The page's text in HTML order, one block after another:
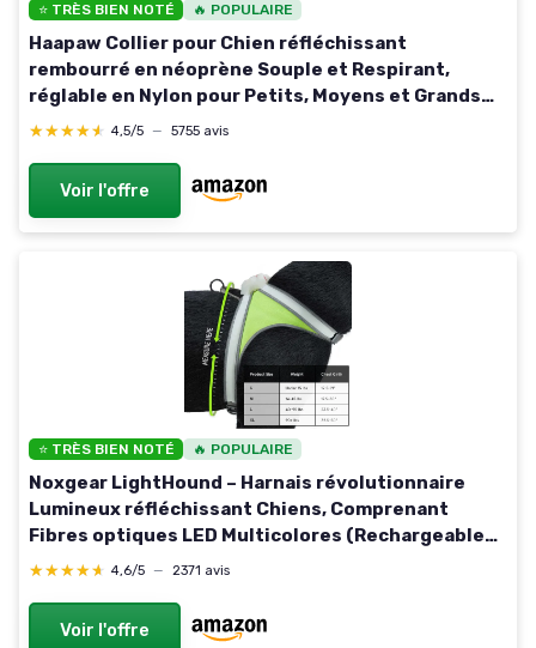
⭐ TRÈS BIEN NOTÉ 🔥 POPULAIRE
Haapaw Collier pour Chien réfléchissant
rembourré en néoprène Souple et Respirant,
réglable en Nylon pour Petits, Moyens et Grands
Chiens XS, 24-31.7cm Turquoise
★★★★★
★★★★★ 4,5/5 — 5755 avis
Voir l'offre
⭐ TRÈS BIEN NOTÉ 🔥 POPULAIRE
Noxgear LightHound – Harnais révolutionnaire
Lumineux réfléchissant Chiens, Comprenant
Fibres optiques LED Multicolores (Rechargeable
par USB, réglable, léger, résistant à la Pluie) (Taille
★★★★★
★★★★★ 4,6/5 — 2371 avis
Voir l'offre